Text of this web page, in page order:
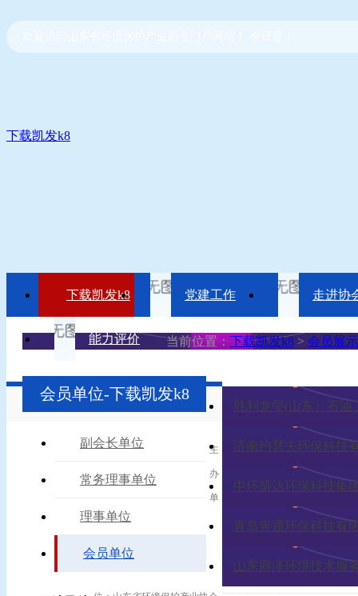
下载凯发k8
下载凯发k8 党建工作 走进协
能力评价 当前位置： 下载凯发k8 > 会员展示
会员单位-下载凯发k8
副会长单位
常务理事单位
理事单位
会员单位
胜利龙玺(山东）石
济南约瑟夫环保科技
中环盛达环保科技集
青岛青通环保科技有
山东丽泽环境技术服
主
办
单